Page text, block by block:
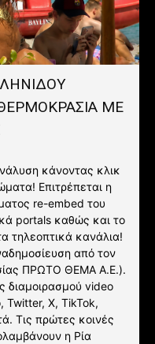
ΜΕ
κάνοντας κλικ
Επιτρέπεται η
re-embed του
portals καθώς και το
τηλεοπτικά κανάλια!
από τον
ΠΡΩΤΟ ΘΕΜΑ A.E.).
διαμοιρασμού video
Twitter, X, TikTok,
Τις πρώτες κοινές
η Ρία